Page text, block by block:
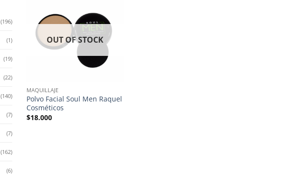
(196)
(1)
(19)
(22)
(140)
(7)
(7)
(162)
(6)
OUT OF STOCK
MAQUILLAJE
Polvo Facial Soul Men Raquel
Cosméticos
$18.000